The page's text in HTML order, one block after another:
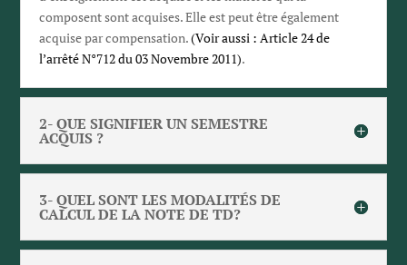
composent sont acquises. Elle est peut être également
acquise par compensation.(Voir aussi : Article 24 de
l’arrêté N°712 du 03 Novembre 2011).
2- QUE SIGNIFIER UN SEMESTRE
ACQUIS ?
3- QUEL SONT LES MODALITÉS DE
CALCUL DE LA NOTE DE TD?